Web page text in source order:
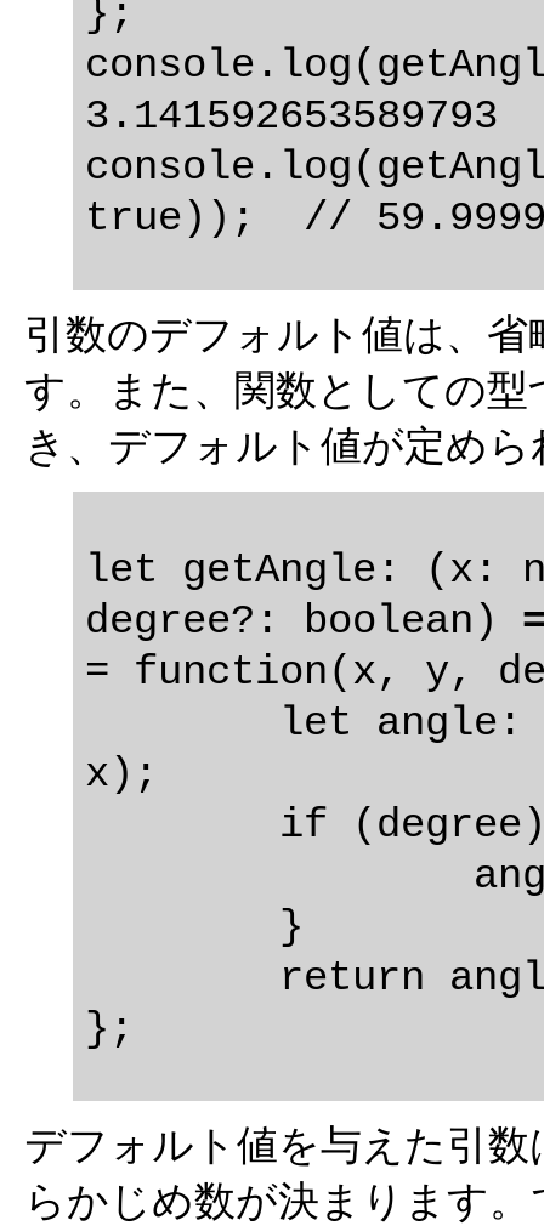
};
3.141592653589793
引数のデフォルト値は、
す。また、関数としての型
き、デフォルト値が定め
let getAngle: (x:
degree?: boolean)
= function(x, y,
x);
デフォルト値を与えた引
らかじめ数が決まります